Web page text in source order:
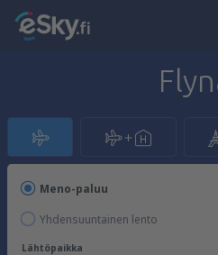
Meno-paluu
Yhdensuuntainen lento
Lähtöpaikka